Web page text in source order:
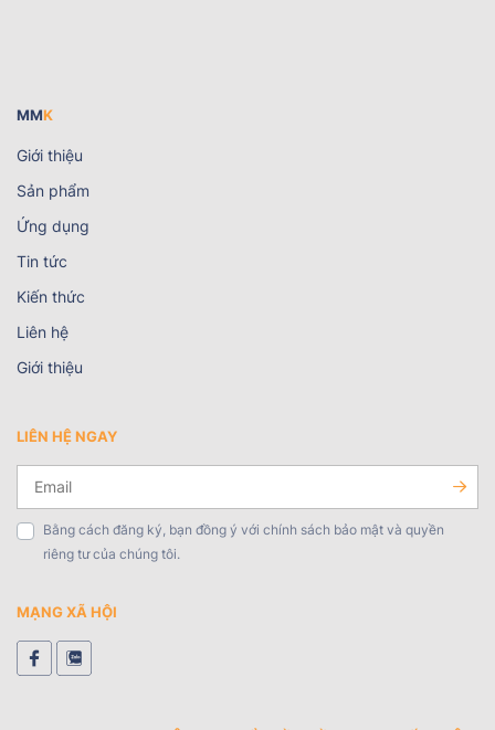
MMK
Giới thiệu
Sản phẩm
Ứng dụng
Tin tức
Kiến thức
Liên hệ
Giới thiệu
LIÊN HỆ NGAY
Bằng cách đăng ký, bạn đồng ý với chính sách bảo mật và quyền
riêng tư của chúng tôi.
MẠNG XÃ HỘI